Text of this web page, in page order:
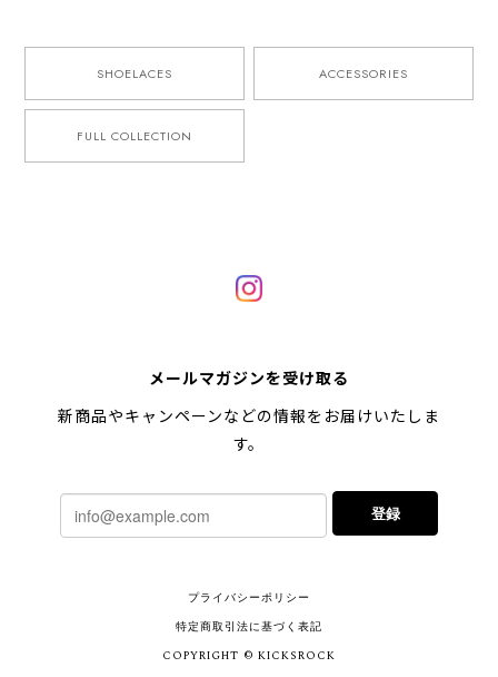
SHOELACES ACCESSORIES
FULL COLLECTION
メールマガジンを受け取る
新商品やキャンペーンなどの情報をお届けいたしま
す。
登録
プライバシーポリシー
特定商取引法に基づく表記
COPYRIGHT © KICKSROCK